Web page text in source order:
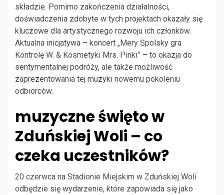
składzie. Pomimo zakończenia działalności,
doświadczenia zdobyte w tych projektach okazały się
kluczowe dla artystycznego rozwoju ich członków.
Aktualna inicjatywa – koncert „Mery Spolsky gra
Kontrolę W. & Kosmetyki Mrs. Pinki” – to okazja do
sentymentalnej podróży, ale także możliwość
zaprezentowania tej muzyki nowemu pokoleniu
odbiorców.
muzyczne święto w
Zduńskiej Woli – co
czeka uczestników?
20 czerwca na Stadionie Miejskim w Zduńskiej Woli
odbędzie się wydarzenie, które zapowiada się jako